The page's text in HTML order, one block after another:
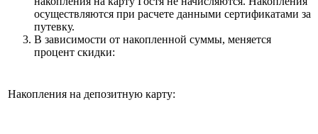
осуществляются при расчете данными сертификатами за
путевку.
В зависимости от накопленной суммы, меняется
процент скидки:
Накопления на депозитную карту: